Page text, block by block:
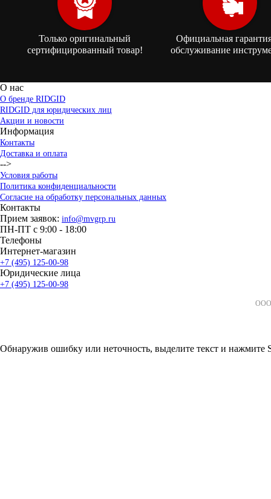
Только оригинальный
сертифицированный товар!
Официальная
обслуживание
О нас
О бренде RIDGID
RIDGID для юридических лиц
Акции и новости
Информация
Контакты
Доставка и оплата
-->
Условия работы
Политика конфиденциальности
Согласие на обработку персональных данных
Контакты
Прием заявок: info@mvgrp.ru
ПН-ПТ с 9:00 - 18:00
Телефоны
Интернет-магазин
+7 (495) 125-00-98
Юридические лица
+7 (495) 125-00-98
ООО
Обнаружив ошибку или неточность, выделите текст и нажмите